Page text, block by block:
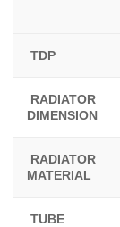
TDP
RADIATOR
DIMENSION
RADIATOR
MATERIAL
TUBE